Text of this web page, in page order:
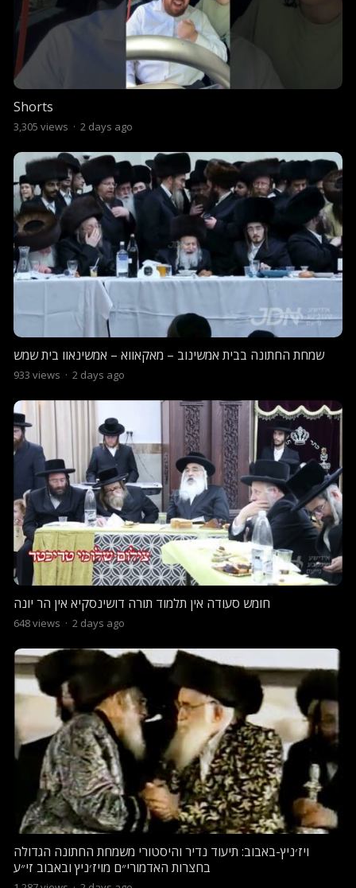
Shorts
3,305 views · 2 days ago
שמחת החתונה בבית אמשינוב – מאקאווא – אמשינאוו בית שמש
933 views · 2 days ago
חומש סעודה אין תלמוד תורה דושינסקיא אין הר יונה
648views · 2 days ago
ויז׳ניץ-באבוב: תיעוד נדיר והיסטורי משמחת החתונה הגדולה
בחצרות האדמורי״ם מויז׳ניץ ובאבוב זי״ע